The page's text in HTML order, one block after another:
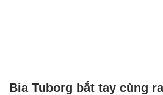
Bia Tuborg bắt tay cùng